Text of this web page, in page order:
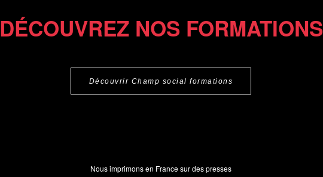
DÉCOUVREZ NOS FORMATIONS
Découvrir Champ social formations
Nous imprimons en France sur des presses